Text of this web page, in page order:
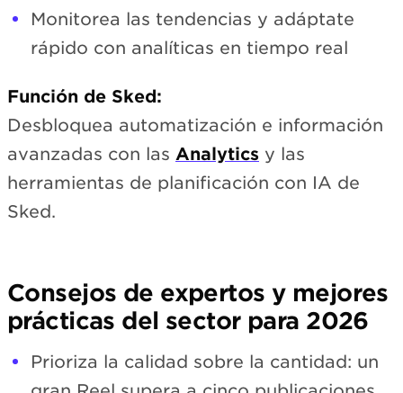
Monitorea las tendencias y adáptate
rápido con analíticas en tiempo real
Función de Sked:
Desbloquea automatización e información
avanzadas con las Analytics y las
herramientas de planificación con IA de
Sked.
Consejos de expertos y mejores
prácticas del sector para 2026
Prioriza la calidad sobre la cantidad: un